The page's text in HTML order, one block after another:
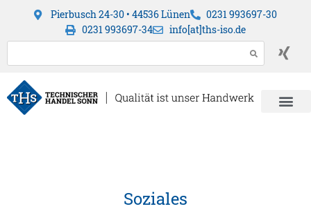
Pierbusch 24-30 • 44536 Lünen
0231 993697-30
0231 993697-34
info[at]ths-iso.de
Soziales